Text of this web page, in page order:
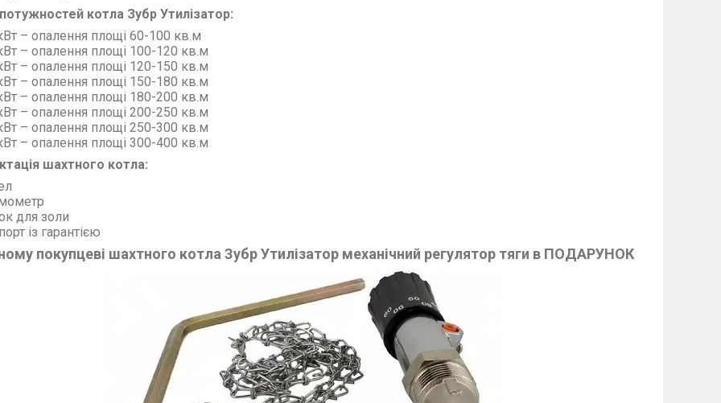
потужностей котла Зубр Утилізатор:
– опалення площі 60-100 кв.м
– опалення площі 100-120 кв.м
– опалення площі 120-150 кв.м
– опалення площі 150-180 кв.м
– опалення площі 180-200 кв.м
– опалення площі 200-250 кв.м
– опалення площі 250-300 кв.м
– опалення площі 300-400 кв.м
шахтного котла:
для золи
із гарантією
покупцеві шахтного котла Зубр Утилізатор механічний регулятор тяги в ПОДАРУНОК